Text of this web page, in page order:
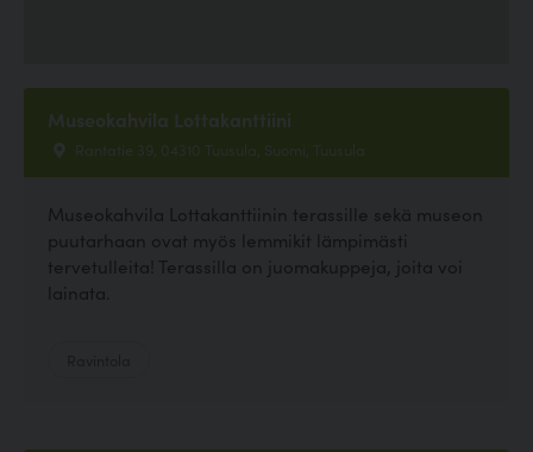
Museokahvila Lottakanttiini
Rantatie 39, 04310 Tuusula, Suomi, Tuusula
Museokahvila Lottakanttiinin terassille sekä museon
puutarhaan ovat myös lemmikit lämpimästi
tervetulleita! Terassilla on juomakuppeja, joita voi
lainata.